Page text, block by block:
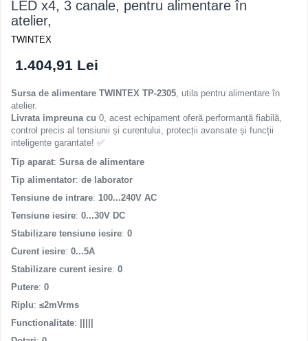
LED x4, 3 canale, pentru alimentare în
atelier,
TWINTEX
1.404,91 Lei
Sursa de alimentare TWINTEX TP-2305 , utila pentru alimentare în
atelier.
Livrata impreuna cu 0, acest echipament oferă performanță fiabilă,
control precis al tensiunii și curentului, protecții avansate și funcții
inteligente garantate! ✅
Tip aparat: Sursa de alimentare
Tip alimentator: de laborator
Tensiune de intrare: 100...240V AC
Tensiune iesire: 0...30V DC
Stabilizare tensiune iesire: 0
Curent iesire: 0...5A
Stabilizare curent iesire: 0
Putere: 0
Riplu: ≤2mVrms
Functionalitate: